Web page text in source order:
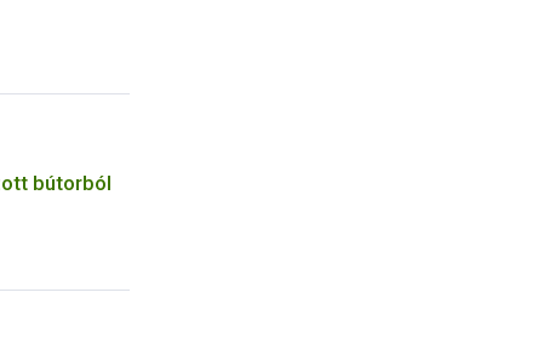
bútorból